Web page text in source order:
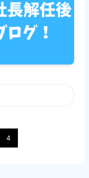
4